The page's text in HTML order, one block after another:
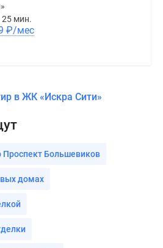
25 мин.
₽/мес
в ЖК «Искра Сити»
Большевиков
домах